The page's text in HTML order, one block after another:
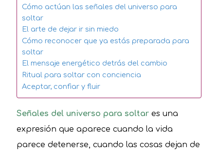
Cómo actúan las señales del universo para
soltar
El arte de dejar ir sin miedo
Cómo reconocer que ya estás preparada para
soltar
El mensaje energético detrás del cambio
Ritual para soltar con conciencia
Aceptar, confiar y fluir
Señales del universo para soltares una
expresión que aparece cuando la vida
parece detenerse, cuando las cosas dejan de